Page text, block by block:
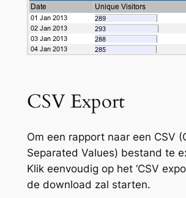
CSV Export
Om een rapport naar een CSV
Separated Values) bestand te
Klik eenvoudig op het ‘CSV
de download zal starten.